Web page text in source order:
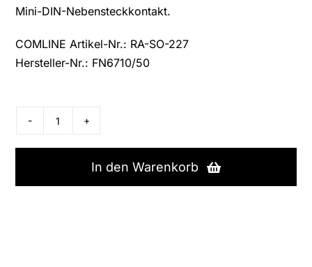
Mini-DIN-Nebensteckkontakt.
COMLINE Artikel-Nr.: RA-SO-227
Hersteller-Nr.: FN6710/50
Tetronik
Zimmerelektronik,
Ruf-/Abstelltaster
mit
In den Warenkorb